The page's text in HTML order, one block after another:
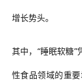
增长势头。
其中，“睡眠软糖
性食品领域的重